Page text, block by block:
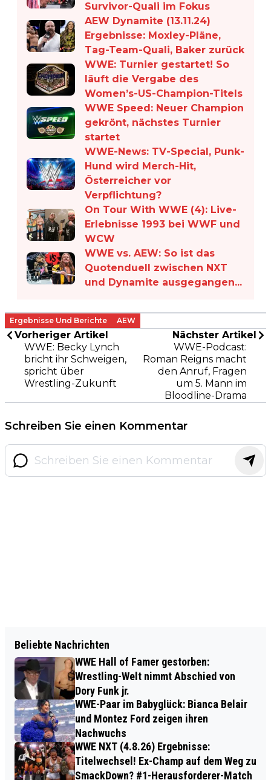
Survivor-Quali im Fokus
AEW Dynamite (13.11.24)
Ergebnisse: Moxley-Pläne,
Tag-Team-Quali, Baker zurück
WWE: Turnier gestartet! So
läuft die Vergabe des
Women’s-US-Champion-Titels
WWE Speed: Neuer Champion
gekrönt, nächstes Turnier
startet
WWE-News: TV-Special, Punk-
Hund wird Merch-Hit,
Österreicher vor
Verpflichtung?
On Tour With WWE (4): Live-
Erlebnisse 1993 bei WWF und
WCW
WWE vs. AEW: So ist das
Quotenduell zwischen NXT
und Dynamite ausgegangen...
Ergebnisse Und Berichte AEW
Vorheriger Artikel
WWE: Becky Lynch
bricht ihr Schweigen,
spricht über
Wrestling-Zukunft
Nächster Artikel
WWE-Podcast:
Roman Reigns macht
den Anruf, Fragen
um 5. Mann im
Bloodline-Drama
Schreiben Sie einen Kommentar
Beliebte Nachrichten
WWE Hall of Famer gestorben:
Wrestling-Welt nimmt Abschied von
Dory Funk jr.
WWE-Paar im Babyglück: Bianca Belair
und Montez Ford zeigen ihren
Nachwuchs
WWE NXT (4.8.26) Ergebnisse:
Titelwechsel! Ex-Champ auf dem Weg zu
SmackDown? #1-Herausforderer-Match